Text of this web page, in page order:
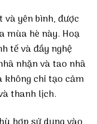
và yên bình, được
mùa hè này. Hoạ
tế và đầy nghệ
nhặn và tao nhã
không chỉ tạo cảm
thanh lịch.